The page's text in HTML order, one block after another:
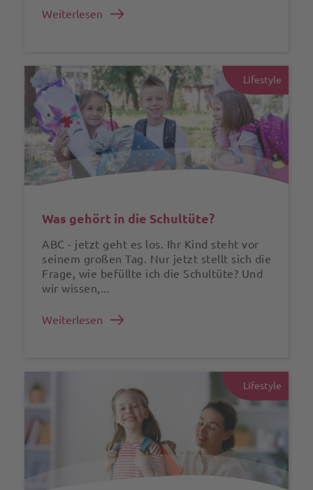
Weiterlesen
Lifestyle
Was gehört in die Schultüte?
ABC - jetzt geht es los. Ihr Kind steht vor
seinem großen Tag. Nur jetzt stellt sich die
Frage, wie befüllte ich die Schultüte? Und
wir wissen,...
Weiterlesen
Lifestyle